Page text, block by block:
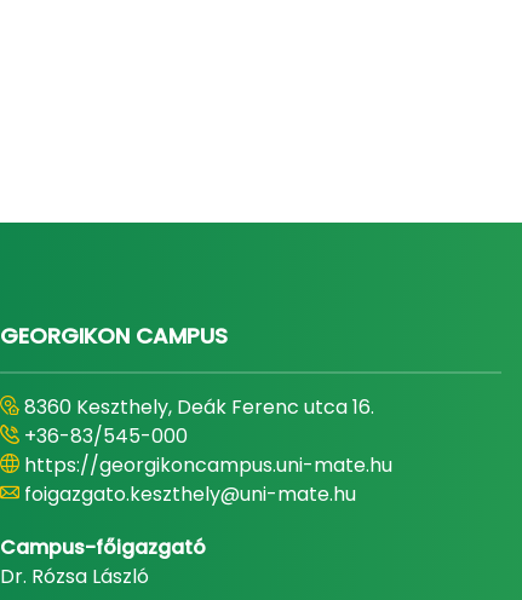
GEORGIKON CAMPUS
8360 Keszthely, Deák Ferenc utca 16.
+36-83/545-000
https://georgikoncampus.uni-mate.hu
foigazgato.keszthely@uni-mate.hu
Campus-főigazgató
Dr. Rózsa László